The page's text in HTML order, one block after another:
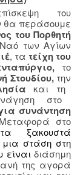
του
θα περάσουμε
του Πορθητή
των Αγίων
, τα τείχη του
το
Στουδίου, την
και τη
στο
συνάντηση
στο
ξακουστά
στάση στη
είναι διάσημη
της αγορά